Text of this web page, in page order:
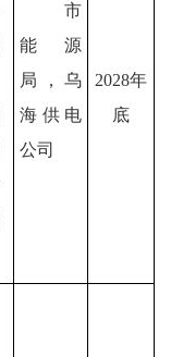
市
能源
局
，乌
海供电
公司
2028年
底